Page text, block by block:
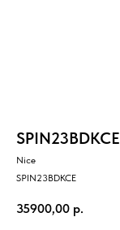
SPIN23BDKCE
Nice
SPIN23BDKCE
35900,00 р.